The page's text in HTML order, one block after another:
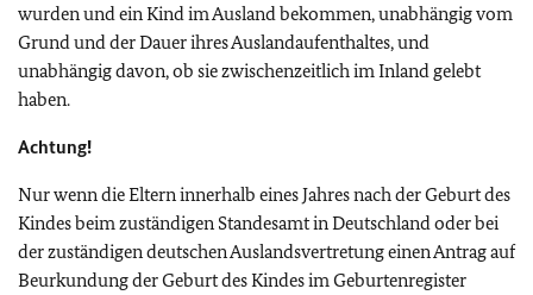
wurden und ein Kind im Ausland bekommen, unabhängig vom
Grund und der Dauer ihres Auslandaufenthaltes, und
unabhängig davon, ob sie zwischenzeitlich im Inland gelebt
haben.
Achtung!
Nur wenn die Eltern innerhalb eines Jahres nach der Geburt des
Kindes beim zuständigen Standesamt in Deutschland oder bei
der zuständigen deutschen Auslandsvertretung einen Antrag auf
Beurkundung der Geburt des Kindes im Geburtenregister